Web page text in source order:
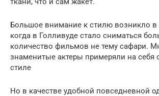
Большое внимание к стилю возникло в
когда в Голливуде стало сниматься
количество фильмов не тему сафари.
знаменитые актеры примеряли на себя
стиле
Но в качестве удобной повседневной